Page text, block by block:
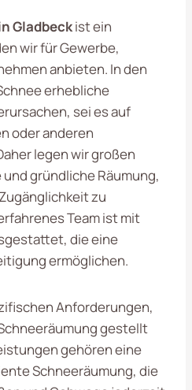
Gladbeckist ein
wir für Gewerbe,
anbieten. In den
erhebliche
sei es auf
oder anderen
legen wir großen
gründliche Räumung,
zu
Team ist mit
die eine
ermöglichen.
Anforderungen,
gestellt
gehören eine
Schneeräumung, die